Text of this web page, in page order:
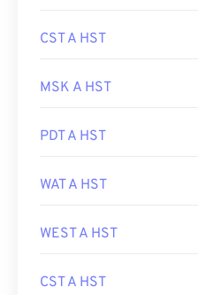
CST A HST
MSK A HST
PDT A HST
WAT A HST
WEST A HST
CST A HST